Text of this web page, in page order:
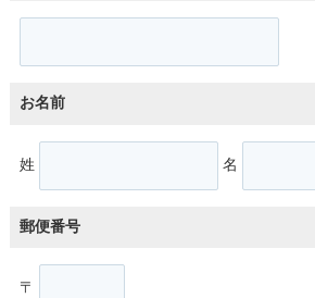
お名前
姓 名
郵便番号
〒